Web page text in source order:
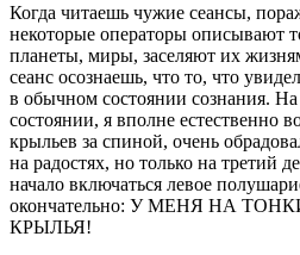
Когда читаешь чужие сеансы,
некоторые операторы описывают
планеты, миры, заселяют их
сеанс осознаешь, что то, что
в обычном состоянии сознания. На
состоянии, я вполне естественно
крыльев за спиной, очень
на радостях, но только на третий
начало включаться левое
окончательно: У МЕНЯ НА
КРЫЛЬЯ!